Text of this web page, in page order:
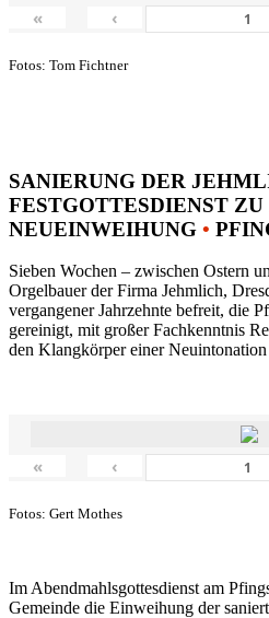
« ‹
Fotos: Tom Fichtner
SANIERUNG DER
FESTGOTTESDIENST
NEUEINWEIHUNG •
Sieben Wochen – zwischen Ostern
Orgelbauer der Firma Jehmlich,
vergangener Jahrzehnte befreit, die
gereinigt, mit großer Fachkenntnis
den Klangkörper einer Neuintonation
« ‹
Fotos: Gert Mothes
Im Abendmahlsgottesdienst am
Gemeinde die Einweihung der